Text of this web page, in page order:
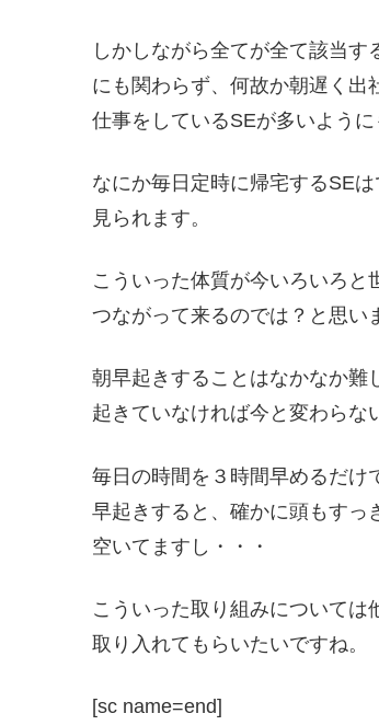
しかしながら全てが全て該当す
にも関わらず、何故か朝遅く出
仕事をしているSEが多いように
なにか毎日定時に帰宅するSE
見られます。
こういった体質が今いろいろと
つながって来るのでは？と思い
朝早起きすることはなかなか難
起きていなければ今と変わらな
毎日の時間を３時間早めるだけ
早起きすると、確かに頭もすっ
空いてますし・・・
こういった取り組みについては
取り入れてもらいたいですね。
[sc name=end]